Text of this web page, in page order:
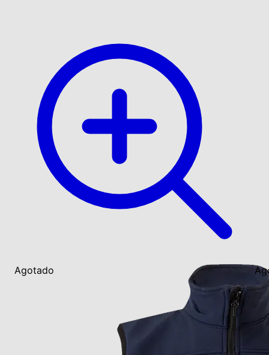
Agotado